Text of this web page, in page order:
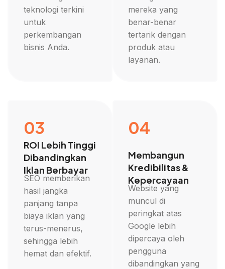
teknologi terkini
untuk
perkembangan
bisnis Anda.
mereka yang
benar-benar
tertarik dengan
produk atau
layanan.
03
ROI Lebih Tinggi
Dibandingkan
Iklan Berbayar
SEO memberikan
hasil jangka
panjang tanpa
biaya iklan yang
terus-menerus,
sehingga lebih
hemat dan efektif.
04
Membangun
Kredibilitas &
Kepercayaan
Website yang
muncul di
peringkat atas
Google lebih
dipercaya oleh
pengguna
dibandingkan yang